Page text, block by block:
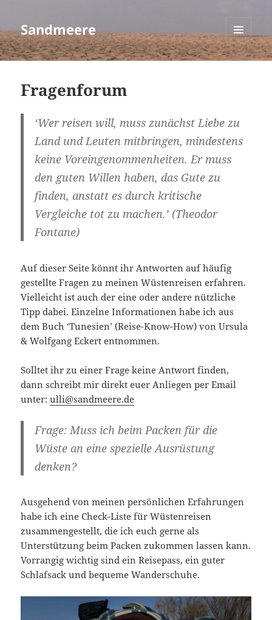
Sandmeere
MENÜ
UND
Fragenforum
‘Wer reisen will, muss zunächst Liebe zu
Land und Leuten mitbringen, mindestens
keine Voreingenommenheiten. Er muss
den guten Willen haben, das Gute zu
finden, anstatt es durch kritische
Vergleiche tot zu machen.’ (Theodor
Fontane)
Auf dieser Seite könnt ihr Antworten auf häufig
gestellte Fragen zu meinen Wüstenreisen erfahren.
Vielleicht ist auch der eine oder andere nützliche
Tipp dabei. Einzelne Informationen habe ich aus
dem Buch ‘Tunesien’ (Reise-Know-How) von Ursula
& Wolfgang Eckert entnommen.
Solltet ihr zu einer Frage keine Antwort finden,
dann schreibt mir direkt euer Anliegen per Email
unter:ulli@sandmeere.de
Frage: Muss ich beim Packen für die
Wüste an eine spezielle Ausrüstung
denken?
Ausgehend von meinen persönlichen Erfahrungen
habe ich eine Check-Liste für Wüstenreisen
zusammengestellt, die ich euch gerne als
Unterstützung beim Packen zukommen lassen kann.
Vorrangig wichtig sind ein Reisepass, ein guter
Schlafsack und bequeme Wanderschuhe.